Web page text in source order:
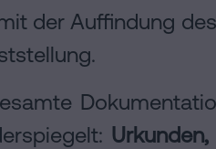
der Auffindung